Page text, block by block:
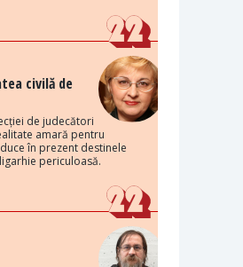
civilă de
de judecători
amară pentru
în prezent destinele
periculoasă.